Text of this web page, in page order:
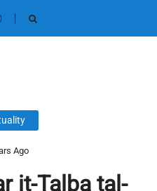
Ago
it-Talba tal-